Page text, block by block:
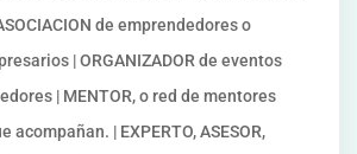
de emprendedores o
| ORGANIZADOR de eventos
| MENTOR, o red de mentores
acompañan. | EXPERTO, ASESOR,